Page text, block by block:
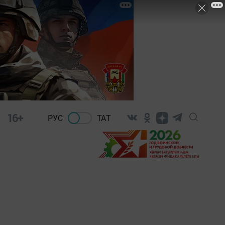
16+ РУС ТАТ